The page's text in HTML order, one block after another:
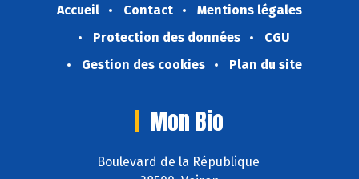
Accueil Contact
Mentions légales
Protection des données
CGU
Gestion des cookies
Plan du site
Mon Bio
Boulevard de la République